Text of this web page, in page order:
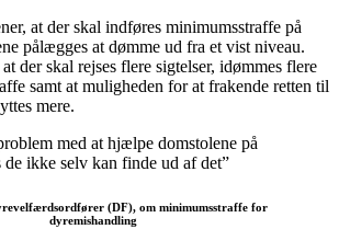
at der skal indføres minimumsstraffe på
pålægges at dømme ud fra et vist niveau.
der skal rejses flere sigtelser, idømmes flere
samt at muligheden for at frakende retten til
mere.
med at hjælpe domstolene på
de ikke selv kan finde ud af det”
(DF), om minimumsstraffe for
dyremishandling